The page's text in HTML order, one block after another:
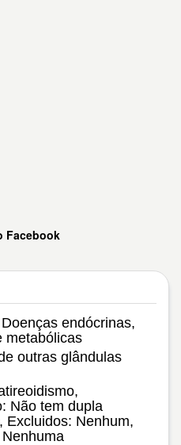
Facebook
endócrinas,
metabólicas
outras glândulas
Não tem dupla
Excluidos: Nenhum,